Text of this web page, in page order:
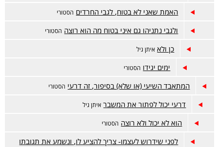
האמת שאני לא בטוח, לגבי החרדים הסטורי
ולגבי נתניהו גם איני בטוח מה הוא רוצה הסטורי
כן ולא איתן גיל
ימים יגידו הסטורי
המתאבד השיעי (או שלא) בסיפור, זה דרעי הסטורי
דרעי יכול לפתור את המשבר איתן גיל
הוא לא יכול ולא רוצה הסטורי
לפני שידרוש לעצמו- צריך להציע לו, ונשמע את תגובתו